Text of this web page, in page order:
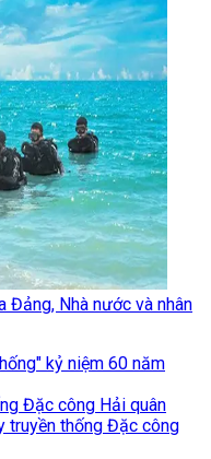
Đảng, Nhà nước và nhân
kỷ niệm 60 năm
Đặc công Hải quân
truyền thống Đặc công